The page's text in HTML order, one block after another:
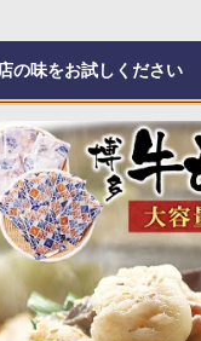
の味をお試しください